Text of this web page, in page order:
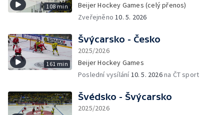
108 min
Beijer Hockey Games (celý přenos)
Zveřejněno10. 5. 2026
161 min
Švýcarsko - Česko
2025/2026
Beijer Hockey Games
Poslední vysílání10. 5. 2026na ČT sport
Švédsko - Švýcarsko
2025/2026